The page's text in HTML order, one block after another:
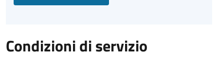
Condizioni di servizio